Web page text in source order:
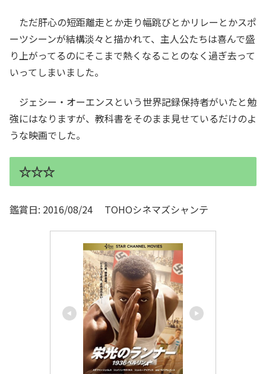
ただ肝心の短距離走とか走り幅跳びとかリレーとかスポ
ーツシーンが結構淡々と描かれて、主人公たちは喜んで盛
り上がってるのにそこまで熱くなることのなく過ぎ去って
いってしまいました。
ジェシー・オーエンスという世界記録保持者がいたと勉
強にはなりますが、教科書をそのまま見せているだけのよ
うな映画でした。
☆☆☆
鑑賞日: 2016/08/24 TOHOシネマズシャンテ